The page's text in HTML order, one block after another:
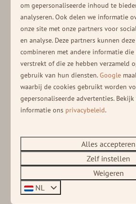
Lees ook onze andere
Soof Retreats is uitgelicht in Bart's
meer over hun reiservaringen.
om gepersonaliseerde inhoud te
analyseren. Ook delen we informatie
onze site met onze partners voor
en analyse. Deze partners kunnen
combineren met andere informatie die
verstrekt of die ze hebben verzameld
gebruik van hun diensten.Google
waarbij de cookies gebruikt worden
gepersonaliseerde advertenties.
informatie ons privacybeleid.
Alles accepteren
Zelf instellen
Weigeren
NL